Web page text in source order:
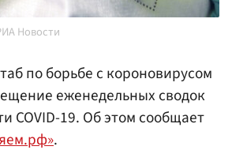
Новости
по борьбе с короновирусом
еженедельных сводок
COVID-19. Об этом сообщает
.